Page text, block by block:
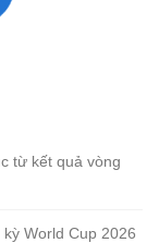
từ kết quả vòng
World Cup 2026